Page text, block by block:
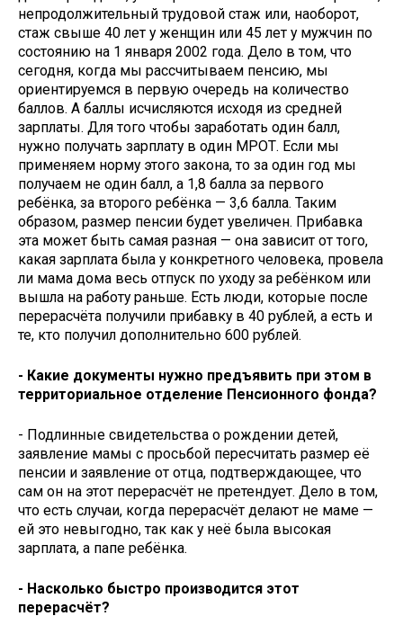
непродолжительный трудовой стаж или, наоборот,
стаж свыше 40 лет у женщин или 45 лет у мужчин по
состоянию на 1 января 2002 года. Дело в том, что
сегодня, когда мы рассчитываем пенсию, мы
ориентируемся в первую очередь на количество
баллов. А баллы исчисляются исходя из средней
зарплаты. Для того чтобы заработать один балл,
нужно получать зарплату в один МРОТ. Если мы
применяем норму этого закона, то за один год мы
получаем не один балл, а 1,8 балла за первого
ребёнка, за второго ребёнка — 3,6 балла. Таким
образом, размер пенсии будет увеличен. Прибавка
эта может быть самая разная — она зависит от того,
какая зарплата была у конкретного человека, провела
ли мама дома весь отпуск по уходу за ребёнком или
вышла на работу раньше. Есть люди, которые после
перерасчёта получили прибавку в 40 рублей, а есть и
те, кто получил дополнительно 600 рублей.
- Какие документы нужно предъявить при этом в
территориальное отделение Пенсионного фонда?
- Подлинные свидетельства о рождении детей,
заявление мамы с просьбой пересчитать размер её
пенсии и заявление от отца, подтверждающее, что
сам он на этот перерасчёт не претендует. Дело в том,
что есть случаи, когда перерасчёт делают не маме —
ей это невыгодно, так как у неё была высокая
зарплата, а папе ребёнка.
- Насколько быстро производится этот
перерасчёт?